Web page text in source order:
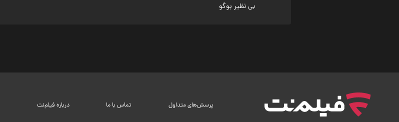
بی نظیر بوگو
پرسش‌های متداول تماس با ما درباره فیلم‌نت